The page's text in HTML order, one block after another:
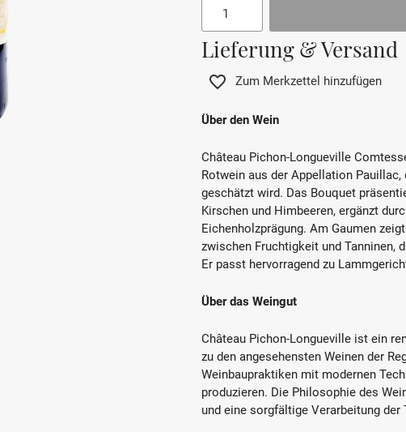
Lieferung & Versand
Zum Merkzettel hinzufügen
Über den Wein
Château Pichon-Longueville
Rotwein aus der Appellation
geschätzt wird. Das Bouquet
Kirschen und Himbeeren, ergänzt
Eichenholzprägung. Am Gaumen
zwischen Fruchtigkeit und Tanninen,
Er passt hervorragend zu
Über das Weingut
Château Pichon-Longueville ist ein
zu den angesehensten Weinen der
Weinbaupraktiken mit modernen
produzieren. Die Philosophie des
und eine sorgfältige Verarbeitung der